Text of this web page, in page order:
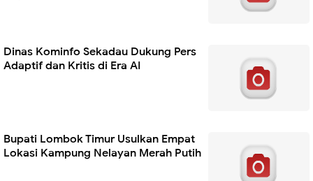
Dinas Kominfo Sekadau Dukung Pers
Adaptif dan Kritis di Era AI
Bupati Lombok Timur Usulkan Empat
Lokasi Kampung Nelayan Merah Putih